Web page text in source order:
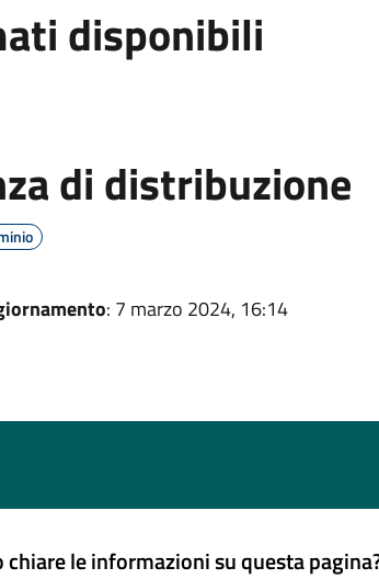
disponibili
di distribuzione
: 7 marzo 2024, 16:14
chiare le informazioni su questa